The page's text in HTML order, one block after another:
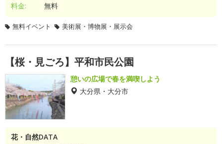
料金: 無料
無料イベント 美術展・博物展・展示会
【桜・見ごろ】平和市民公園
憩いの広場で春を満喫しよう
大分県・大分市
花・自然DATA